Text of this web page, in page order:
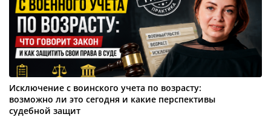
Исключение с воинского учета по возрасту:
возможно ли это сегодня и какие перспективы
судебной защит